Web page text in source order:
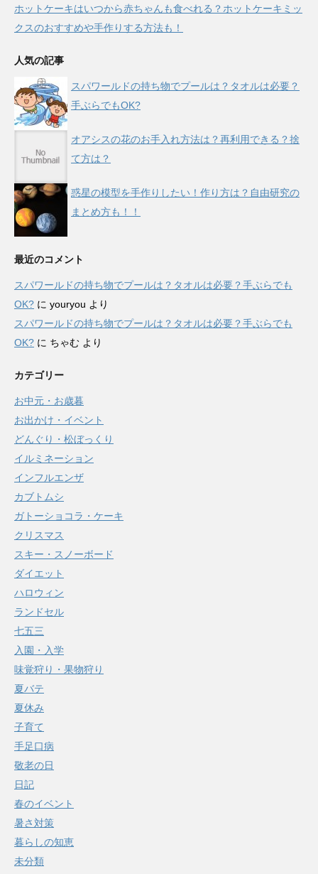
ホットケーキはいつから赤ちゃんも食べれる？ホットケーキミッ
クスのおすすめや手作りする方法も！
人気の記事
スパワールドの持ち物でプールは？タオルは必要？
手ぶらでもOK?
オアシスの花のお手入れ方法は？再利用できる？捨
て方は？
惑星の模型を手作りしたい！作り方は？自由研究の
まとめ方も！！
最近のコメント
スパワールドの持ち物でプールは？タオルは必要？手ぶらでも
OK? に youryou より
スパワールドの持ち物でプールは？タオルは必要？手ぶらでも
OK? に ちゃむ より
カテゴリー
お中元・お歳暮
お出かけ・イベント
どんぐり・松ぼっくり
イルミネーション
インフルエンザ
カブトムシ
ガトーショコラ・ケーキ
クリスマス
スキー・スノーボード
ダイエット
ハロウィン
ランドセル
七五三
入園・入学
味覚狩り・果物狩り
夏バテ
夏休み
子育て
手足口病
敬老の日
日記
春のイベント
暑さ対策
暮らしの知恵
未分類